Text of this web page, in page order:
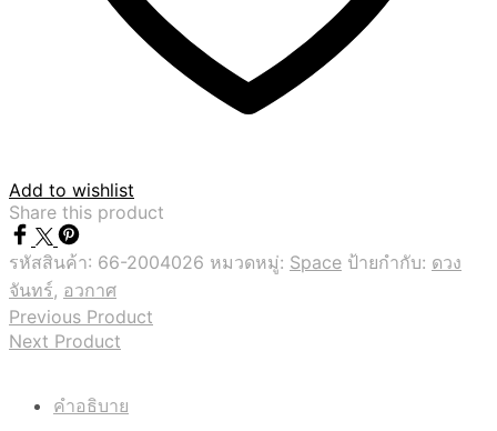
Add to wishlist
Share this product
รหัสสินค้า: 66-2004026 หมวดหมู่: Space ป้ายกำกับ: ดวง
จันทร์, อวกาศ
Previous Product
Next Product
คำอธิบาย